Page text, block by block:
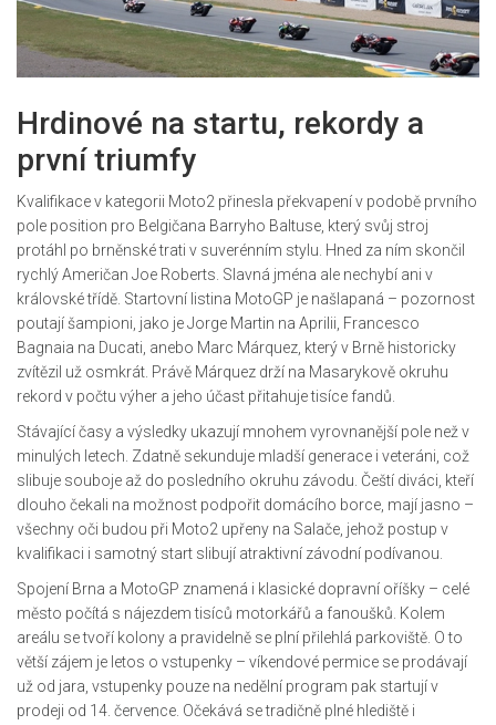
Hrdinové na startu, rekordy a
první triumfy
Kvalifikace v kategorii Moto2 přinesla překvapení v podobě prvního
pole position pro Belgičana Barryho Baltuse, který svůj stroj
protáhl po brněnské trati v suverénním stylu. Hned za ním skončil
rychlý Američan Joe Roberts. Slavná jména ale nechybí ani v
královské třídě. Startovní listina MotoGP je našlapaná – pozornost
poutají šampioni, jako je Jorge Martin na Aprilii, Francesco
Bagnaia na Ducati, anebo Marc Márquez, který v Brně historicky
zvítězil už osmkrát. Právě Márquez drží na Masarykově okruhu
rekord v počtu výher a jeho účast přitahuje tisíce fandů.
Stávající časy a výsledky ukazují mnohem vyrovnanější pole než v
minulých letech. Zdatně sekunduje mladší generace i veteráni, což
slibuje souboje až do posledního okruhu závodu. Čeští diváci, kteří
dlouho čekali na možnost podpořit domácího borce, mají jasno –
všechny oči budou při Moto2 upřeny na Salače, jehož postup v
kvalifikaci i samotný start slibují atraktivní závodní podívanou.
Spojení Brna a MotoGP znamená i klasické dopravní oříšky – celé
město počítá s nájezdem tisíců motorkářů a fanoušků. Kolem
areálu se tvoří kolony a pravidelně se plní přilehlá parkoviště. O to
větší zájem je letos o vstupenky – víkendové permice se prodávají
už od jara, vstupenky pouze na nedělní program pak startují v
prodeji od 14. července. Očekává se tradičně plné hlediště i